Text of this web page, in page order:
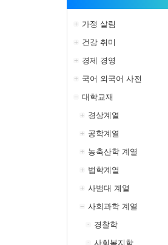
가정 살림
건강 취미
경제 경영
국어 외국어 사전
대학교재
경상계열
공학계열
농축산학 계열
법학계열
사범대 계열
사회과학 계열
경찰학
사회복지학